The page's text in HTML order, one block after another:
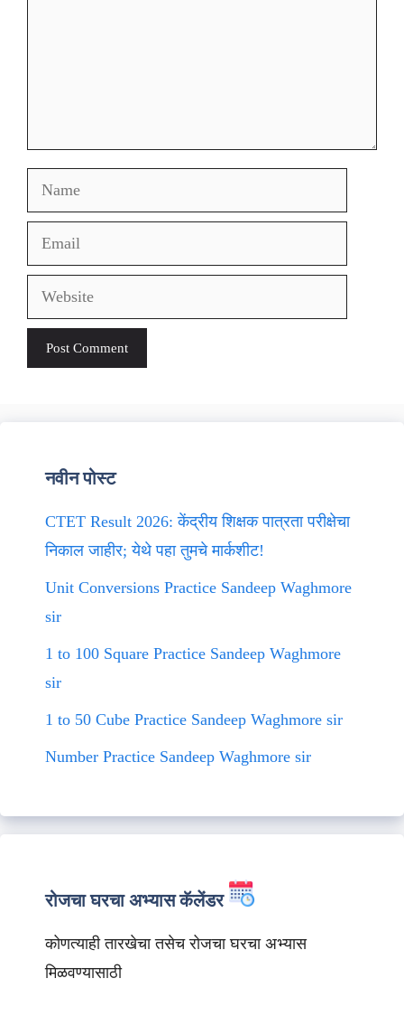
Name
Email
Website
नवीन पोस्ट
CTET Result 2026: केंद्रीय शिक्षक पात्रता परीक्षेचा
निकाल जाहीर; येथे पहा तुमचे मार्कशीट!
Unit Conversions Practice Sandeep Waghmore
sir
1 to 100 Square Practice Sandeep Waghmore
sir
1 to 50 Cube Practice Sandeep Waghmore sir
Number Practice Sandeep Waghmore sir
रोजचा घरचा अभ्यास कॅलेंडर
कोणत्याही तारखेचा तसेच रोजचा घरचा अभ्यास
मिळवण्यासाठी